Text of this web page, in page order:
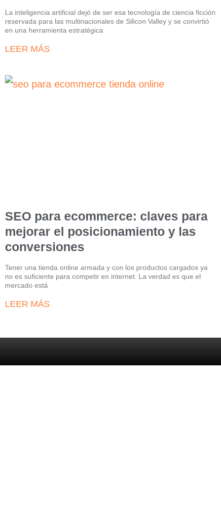
La inteligencia artificial dejó de ser esa tecnología de ciencia ficción
reservada para las multinacionales de Silicon Valley y se convirtió
en una herramienta estratégica
LEER MÁS
SEO para ecommerce: claves para
mejorar el posicionamiento y las
conversiones
Tener una tienda online armada y con los productos cargados ya
no es suficiente para competir en internet. La verdad es que el
mercado está
LEER MÁS